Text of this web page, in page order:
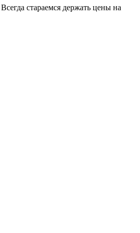
Всегда стараемся держать цены на